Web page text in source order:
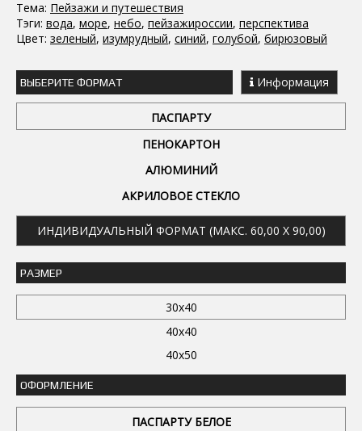
Тема: Пейзажи и путешествия
Тэги: вода, море, небо, пейзажироссии, перспектива
Цвет: зеленый, изумрудный, синий, голубой, бирюзовый
ВЫБЕРИТЕ ФОРМАТ Информация
ПАСПАРТУ
ПЕНОКАРТОН
АЛЮМИНИЙ
АКРИЛОВОЕ СТЕКЛО
ИНДИВИДУАЛЬНЫЙ ФОРМАТ (МАКС. 60,00 X 90,00)
РАЗМЕР
30x40
40x40
40x50
ОФОРМЛЕНИЕ
ПАСПАРТУ БЕЛОЕ